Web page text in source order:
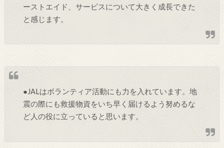
ーストエイド、サービスについて大きく成長できた
と感じます。
●JALはボランティア活動にも力を入れています。地
震の際にも救援物資をいち早く届けるよう努めるな
ど人の役に立っていると思います。